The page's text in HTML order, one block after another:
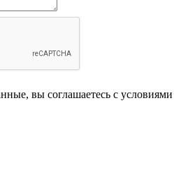
вы соглашаетесь с